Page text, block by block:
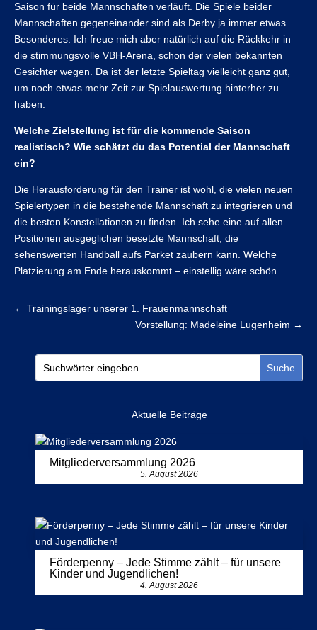
Saison für beide Mannschaften verläuft. Die Spiele beider
Mannschaften gegeneinander sind als Derby ja immer etwas
Besonderes. Ich freue mich aber natürlich auf die Rückkehr in
die stimmungsvolle VBH-Arena, schon der vielen bekannten
Gesichter wegen. Da ist der letzte Spieltag vielleicht ganz gut,
um noch etwas mehr Zeit zur Spielauswertung hinterher zu
haben.
Welche Zielstellung ist für die kommende Saison
realistisch? Wie schätzt du das Potential der Mannschaft
ein?
Die Herausforderung für den Trainer ist wohl, die vielen neuen
Spielertypen in die bestehende Mannschaft zu integrieren und
die besten Konstellationen zu finden. Ich sehe eine auf allen
Positionen ausgeglichen besetzte Mannschaft, die
sehenswerten Handball aufs Parket zaubern kann. Welche
Platzierung am Ende herauskommt – einstellig wäre schön.
← Trainingslager unserer 1. Frauenmannschaft
Vorstellung: Madeleine Lugenheim →
Aktuelle Beiträge
Mitgliederversammlung 2026
5. August 2026
Förderpenny – Jede Stimme zählt – für unsere
Kinder und Jugendlichen!
4. August 2026